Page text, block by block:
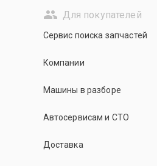
Для покупателей
Сервис поиска запчастей
Компании
Машины в разборе
Автосервисам и СТО
Доставка